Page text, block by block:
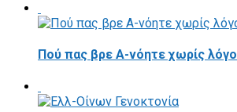
Πού πας βρε Α-νόητε χωρίς λόγο